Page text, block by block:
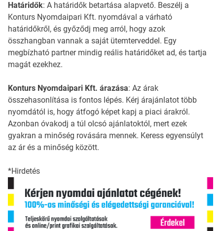
Határidők: A határidők betartása alapvető. Beszélj a
Konturs Nyomdaipari Kft. nyomdával a várható
határidőkről, és győződj meg arról, hogy azok
összhangban vannak a saját ütemterveddel. Egy
megbízható partner mindig reális határidőket ad, és tartja
magát ezekhez.
Konturs Nyomdaipari Kft. árazása: Az árak
összehasonlítása is fontos lépés. Kérj árajánlatot több
nyomdától is, hogy átfogó képet kapj a piaci árakról.
Azonban óvakodj a túl olcsó ajánlatoktól, mert ezek
gyakran a minőség rovására mennek. Keress egyensúlyt
az ár és a minőség között.
*Hirdetés